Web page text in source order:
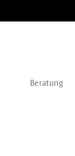
Beratung